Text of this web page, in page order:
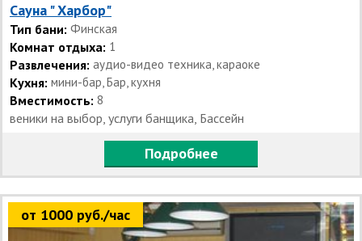
Сауна " Харбор"
Тип бани: Финская
Комнат отдыха: 1
Развлечения: аудио-видео техника, караоке
Кухня: мини-бар, Бар, кухня
Вместимость: 8
веники на выбор, услуги банщика, Бассейн
Подробнее
от 1000 руб./час